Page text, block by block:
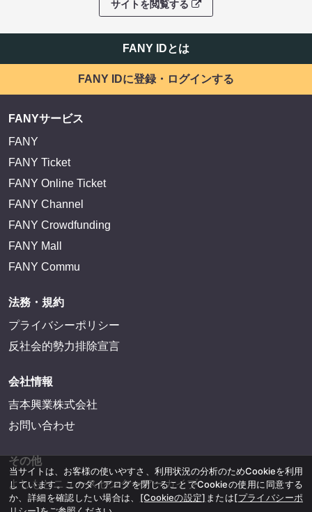
サイトを閲覧する
FANY IDとは
FANY IDに登録・ログインする
FANYサービス
FANY
FANY Ticket
FANY Online Ticket
FANY Channel
FANY Crowdfunding
FANY Mall
FANY Commu
法務・規約
プライバシーポリシー
反社会的勢力排除宣言
会社情報
吉本興業株式会社
お問い合わせ
その他
よしもとニュースセンターアーカイブ
当サイトは、お客様の使いやすさ、利用状況の分析のためCookieを利用
しています。このダイアログを閉じることでCookieの使用に同意する
か、詳細を確認したい場合は、 [Cookieの設定] または[プライバシーポ